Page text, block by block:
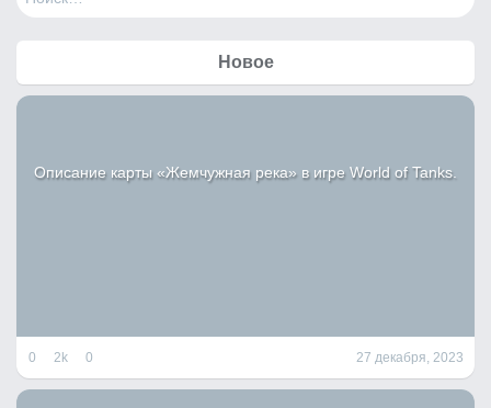
и
Новое
Описание карты «Жемчужная река» в игре World of Tanks.
0 2k 0 27 декабря, 2023